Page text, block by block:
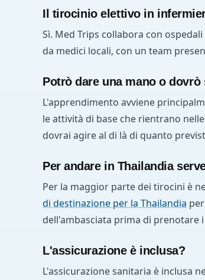
Il tirocinio elettivo in
Sì. Med Trips collabora con
da medici locali, con un team
Potrò dare una mano o
L'apprendimento avviene
le attività di base che rientrano
dovrai agire al di là di quanto
Per andare in Thailandia
Per la maggior parte dei tirocini è
di destinazione per la Thailandia
dell'ambasciata prima di prenotare
L'assicurazione è inclusa?
L'assicurazione sanitaria è inclusa